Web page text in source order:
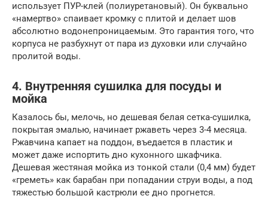
использует ПУР-клей (полиуретановый). Он буквально
«намертво» спаивает кромку с плитой и делает шов
абсолютно водонепроницаемым. Это гарантия того, что
корпуса не разбухнут от пара из духовки или случайно
пролитой воды.
4. Внутренняя сушилка для посуды и
мойка
Казалось бы, мелочь, но дешевая белая сетка-сушилка,
покрытая эмалью, начинает ржаветь через 3-4 месяца.
Ржавчина капает на поддон, въедается в пластик и
может даже испортить дно кухонного шкафчика.
Дешевая жестяная мойка из тонкой стали (0,4 мм) будет
«греметь» как барабан при попадании струи воды, а под
тяжестью большой кастрюли ее дно прогнется.